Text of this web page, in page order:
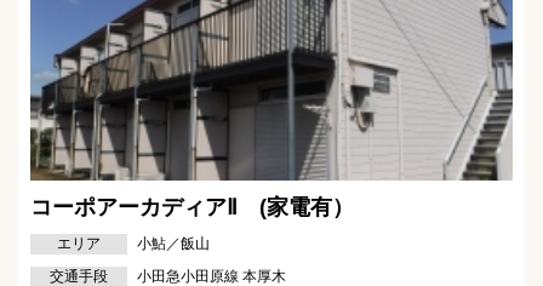
コーポアーカディアⅡ (家電有）
エリア
小鮎／飯山
交通手段
小田急小田原線 本厚木